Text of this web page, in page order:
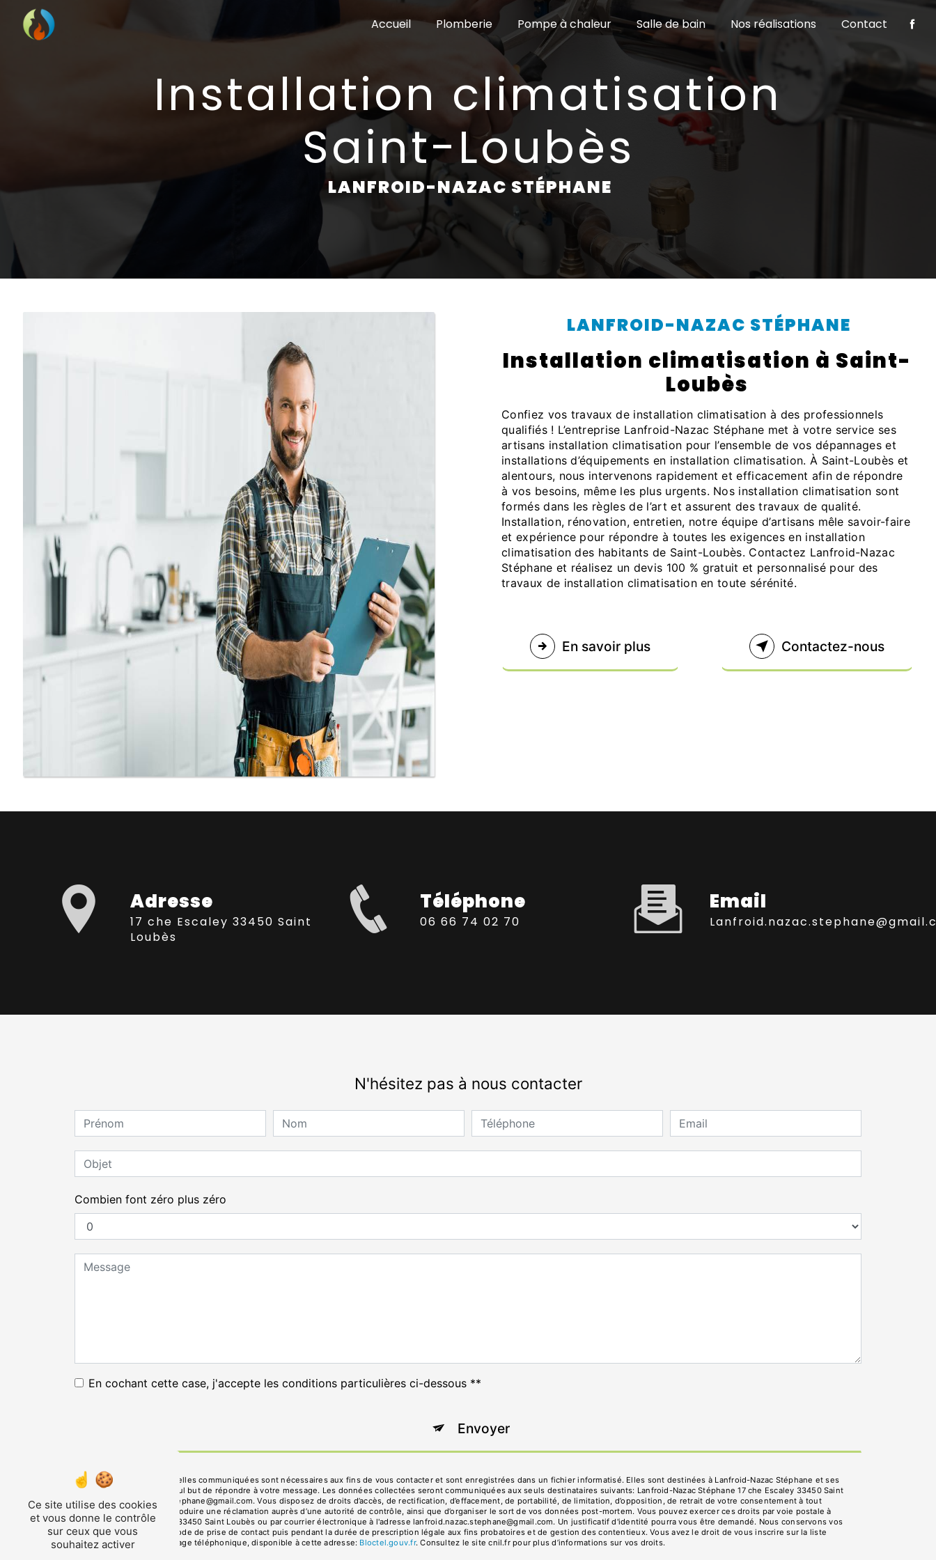
Accueil Plomberie Pompe à chaleur Salle de bain Nos réalisations Contact
installation climatisation
Saint-Loubès
LANFROID-NAZAC STÉPHANE
LANFROID-NAZAC STÉPHANE
installation climatisation à Saint-
Loubès
Confiez vos travaux de installation climatisation à des professionnels
qualifiés ! L’entreprise Lanfroid-Nazac Stéphane met à votre service ses
artisans installation climatisation pour l’ensemble de vos dépannages et
installations d’équipements en installation climatisation. À Saint-Loubès et
alentours, nous intervenons rapidement et efficacement afin de répondre
à vos besoins, même les plus urgents. Nos installation climatisation sont
formés dans les règles de l’art et assurent des travaux de qualité.
Installation, rénovation, entretien, notre équipe d’artisans mêle savoir-faire
et expérience pour répondre à toutes les exigences en installation
climatisation des habitants de Saint-Loubès. Contactez Lanfroid-Nazac
Stéphane et réalisez un devis 100 % gratuit et personnalisé pour des
travaux de installation climatisation en toute sérénité.
En savoir plus Contactez-nous
Adresse
17 che Escaley 33450 Saint
Loubès
Téléphone
06 66 74 02 70
Email
N'hésitez pas à nous contacter
Combien font zéro plus zéro
En cochant cette case, j'accepte les conditions particulières ci-dessous **
Envoyer
** Les données personnelles communiquées sont nécessaires aux fins de vous contacter et sont enregistrées dans un fichier informatisé. Elles sont destinées à Lanfroid-Nazac Stéphane et ses
sous-traitants dans le seul but de répondre à votre message. Les données collectées seront communiquées aux seuls destinataires suivants: Lanfroid-Nazac Stéphane 17 che Escaley 33450 Saint
Loubès lanfroid.nazac.stephane@gmail.com. Vous disposez de droits d’accès, de rectification, d’effacement, de portabilité, de limitation, d’opposition, de retrait de votre consentement à tout
moment et du droit d’introduire une réclamation auprès d’une autorité de contrôle, ainsi que d’organiser le sort de vos données post-mortem. Vous pouvez exercer ces droits par voie postale à
l'adresse 17 che Escaley 33450 Saint Loubès ou par courrier électronique à l'adresse lanfroid.nazac.stephane@gmail.com. Un justificatif d'identité pourra vous être demandé. Nous conservons vos
données pendant la période de prise de contact puis pendant la durée de prescription légale aux fins probatoires et de gestion des contentieux. Vous avez le droit de vous inscrire sur la liste
d'opposition au démarchage téléphonique, disponible à cette adresse:
Bloctel.gouv.fr. Consultez le site cnil.fr pour plus d’informations sur vos droits.
Panneau de gestion des cookies
Ce site utilise des cookies
et vous donne le contrôle
sur ceux que vous
souhaitez activer